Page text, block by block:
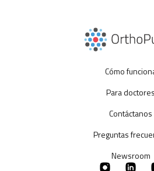
Cómo
Para doctores
Contáctanos
Preguntas
Newsroom